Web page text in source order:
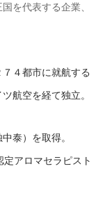
を代表する企業、
４都市に就航する
航空を経て独立。
泰）を取得。
アロマセラピスト